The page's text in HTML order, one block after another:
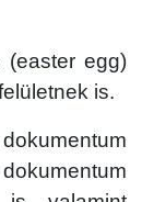
egg)
is.